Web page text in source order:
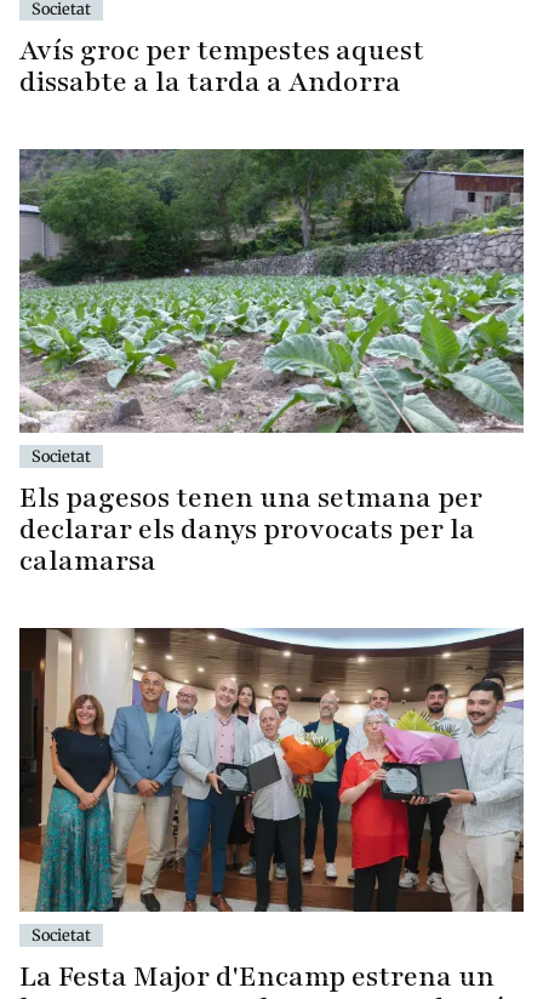
Societat
Avís groc per tempestes aquest
dissabte a la tarda a Andorra
Societat
Els pagesos tenen una setmana per
declarar els danys provocats per la
calamarsa
Societat
La Festa Major d'Encamp estrena un